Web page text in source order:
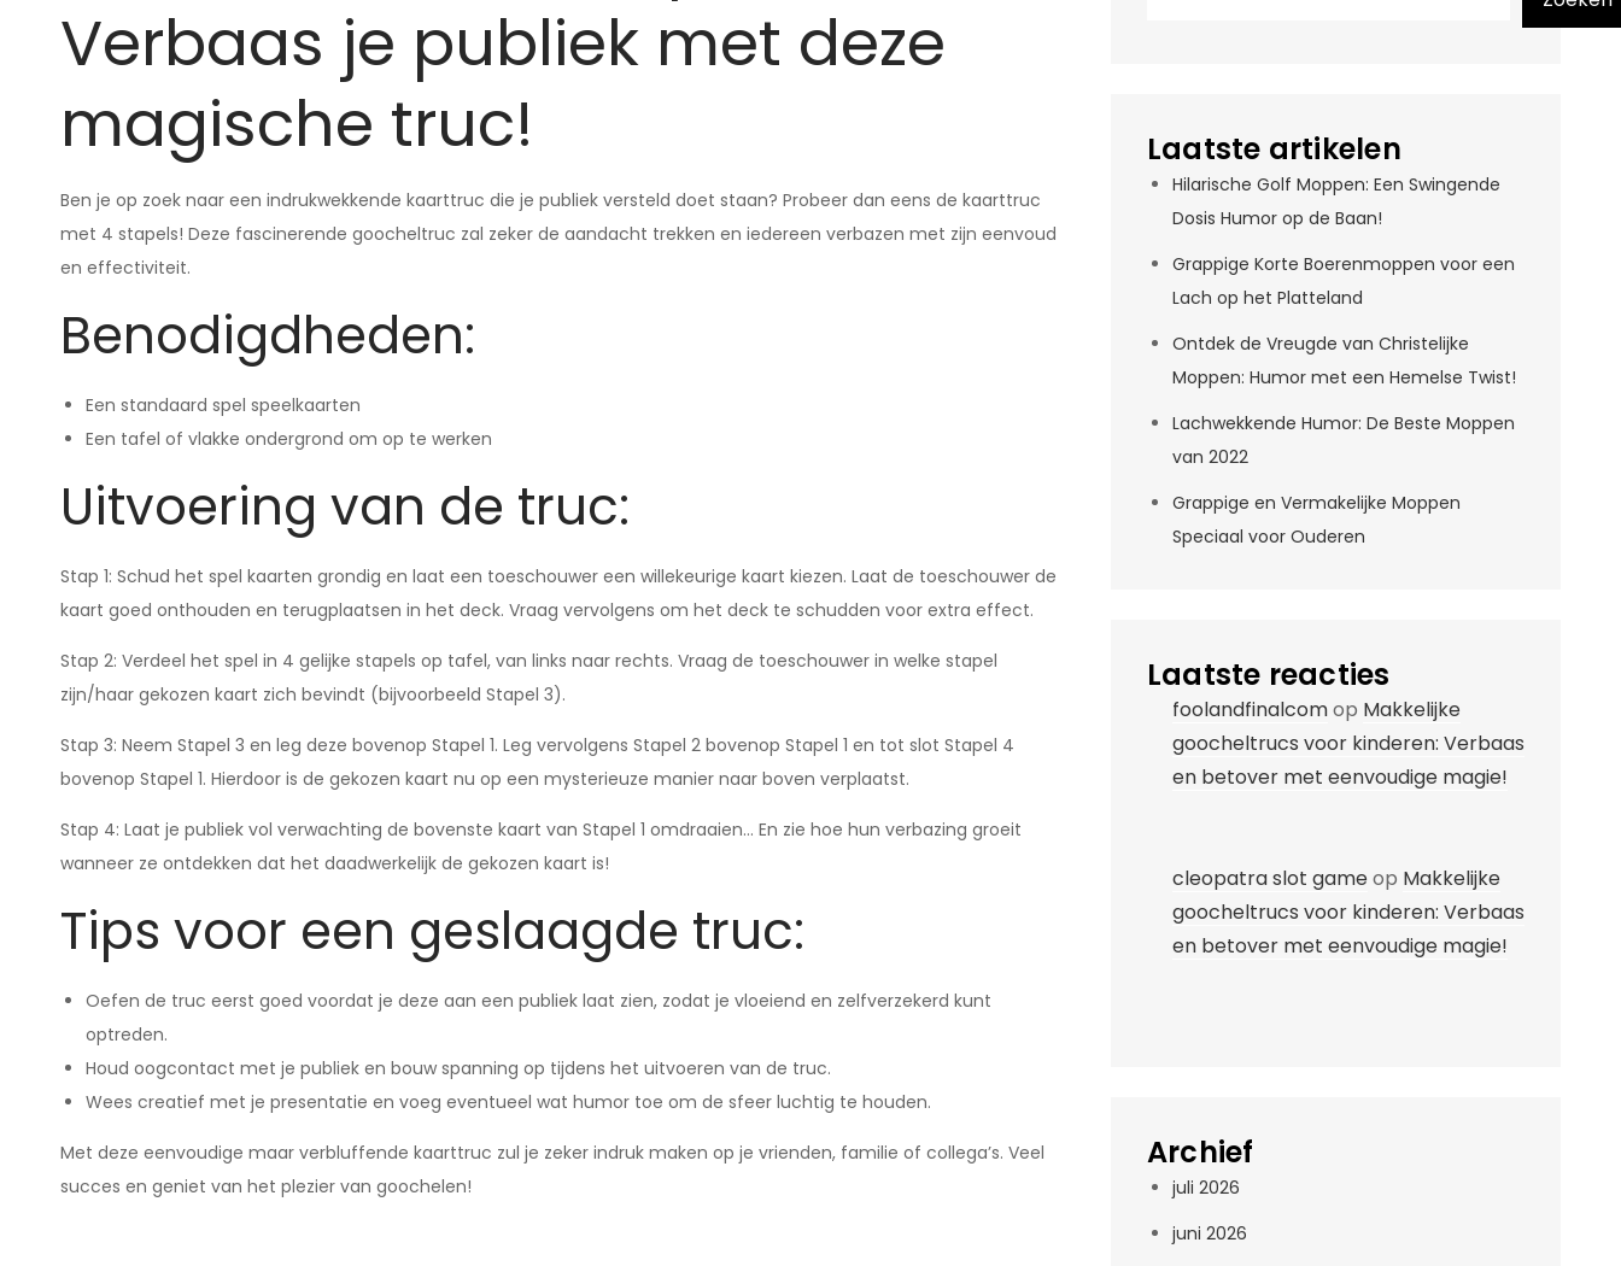
Verbaas je publiek met deze
magische truc!
Ben je op zoek naar een indrukwekkende kaarttruc die je publiek versteld doet staan? Probeer dan eens de kaarttruc
met 4 stapels! Deze fascinerende goocheltruc zal zeker de aandacht trekken en iedereen verbazen met zijn eenvoud
en effectiviteit.
Benodigdheden:
Een standaard spel speelkaarten
Een tafel of vlakke ondergrond om op te werken
Uitvoering van de truc:
Stap 1: Schud het spel kaarten grondig en laat een toeschouwer een willekeurige kaart kiezen. Laat de toeschouwer de
kaart goed onthouden en terugplaatsen in het deck. Vraag vervolgens om het deck te schudden voor extra effect.
Stap 2: Verdeel het spel in 4 gelijke stapels op tafel, van links naar rechts. Vraag de toeschouwer in welke stapel
zijn/haar gekozen kaart zich bevindt (bijvoorbeeld Stapel 3).
Stap 3: Neem Stapel 3 en leg deze bovenop Stapel 1. Leg vervolgens Stapel 2 bovenop Stapel 1 en tot slot Stapel 4
bovenop Stapel 1. Hierdoor is de gekozen kaart nu op een mysterieuze manier naar boven verplaatst.
Stap 4: Laat je publiek vol verwachting de bovenste kaart van Stapel 1 omdraaien… En zie hoe hun verbazing groeit
wanneer ze ontdekken dat het daadwerkelijk de gekozen kaart is!
Tips voor een geslaagde truc:
Oefen de truc eerst goed voordat je deze aan een publiek laat zien, zodat je vloeiend en zelfverzekerd kunt
optreden.
Houd oogcontact met je publiek en bouw spanning op tijdens het uitvoeren van de truc.
Wees creatief met je presentatie en voeg eventueel wat humor toe om de sfeer luchtig te houden.
Met deze eenvoudige maar verbluffende kaarttruc zul je zeker indruk maken op je vrienden, familie of collega’s. Veel
succes en geniet van het plezier van goochelen!
Laatste artikelen
Hilarische Golf Moppen: Een Swingende
Dosis Humor op de Baan!
Grappige Korte Boerenmoppen voor een
Lach op het Platteland
Ontdek de Vreugde van Christelijke
Moppen: Humor met een Hemelse Twist!
Lachwekkende Humor: De Beste Moppen
van 2022
Grappige en Vermakelijke Moppen
Speciaal voor Ouderen
Laatste reacties
foolandfinalcomop Makkelijke
goocheltrucs voor kinderen: Verbaas
en betover met eenvoudige magie!
cleopatra slot gameop Makkelijke
goocheltrucs voor kinderen: Verbaas
en betover met eenvoudige magie!
Archief
juli 2026
juni 2026